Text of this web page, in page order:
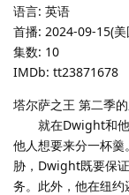
语言: 英语
首播: 2024-09-15(美
集数: 10
IMDb: tt23871678
塔尔萨之王 第二季的
就在Dwight和他
他人想要来分一杯
胁，Dwight既要保
务。此外，他在纽约